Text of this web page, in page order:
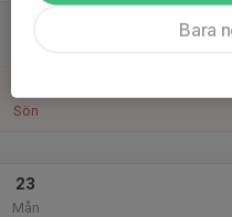
Sön
23
Mån
Bara